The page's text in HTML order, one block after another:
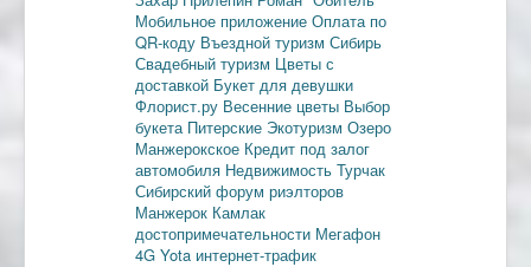
Мобильное приложение Оплата по
QR-коду Въездной туризм Сибирь
Свадебный туризм Цветы с
доставкой Букет для девушки
Флорист.ру Весенние цветы Выбор
букета Питерские Экотуризм Озеро
Манжерокское Кредит под залог
автомобиля Недвижимость Турчак
Сибирский форум риэлторов
Манжерок Камлак
достопримечательности Мегафон
4G Yota интернет-трафик